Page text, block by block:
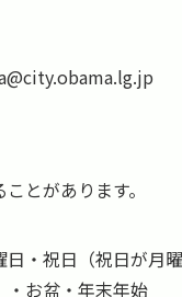
とがあります。
・祝日（祝日が月
・お盆・年末年始